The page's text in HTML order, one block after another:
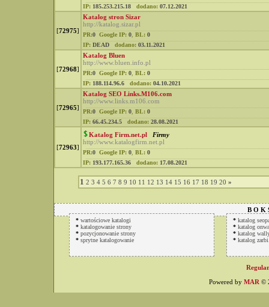
IP: 185.253.215.18 dodano: 07.12.2021
[72975]
Katalog stron Sizar
http://katalog.sizar.pl
PR:0 Google IP: 0 BL: 0
IP: DEAD dodano: 03.11.2021
[72968]
Katalog Bluen
http://www.bluen.info.pl
PR:0 Google IP: 0 BL: 0
IP: 188.114.96.6 dodano: 04.10.2021
[72965]
Katalog SEO Links.M106.com
http://www.links.m106.com
PR:0 Google IP: 0 BL: 0
IP: 66.45.234.5 dodano: 28.08.2021
[72963]
Katalog Firm.net.pl
Firmy
http://www.katalogfirm.net.pl
PR:0 Google IP: 0 BL: 0
IP: 193.177.165.36 dodano: 17.08.2021
1 2 3 4 5 6 7 8 9 10 11 12 13 14 15 16 17 18 19 20 »
B O K
* wartościowe katalogi
* katalogowanie strony
* pozycjonowanie strony
* sprytne katalogowanie
* katalog
* katalog
* katalog
* katalog
Powered by MAR ©